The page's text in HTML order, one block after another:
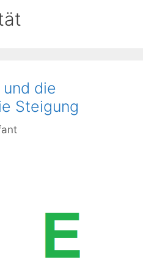
die
Steigung